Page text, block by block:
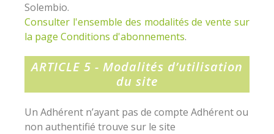
Solembio.
Consulter l'ensemble des modalités de vente sur
la page Conditions d'abonnements.
ARTICLE 5 - Modalités d’utilisation
du site
Un Adhérent n’ayant pas de compte Adhérent ou
non authentifié trouve sur le site